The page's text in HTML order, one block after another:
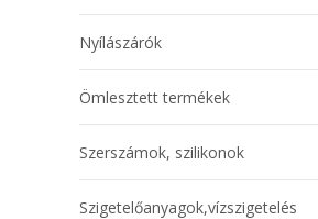
Nyílászárók
Ömlesztett termékek
Szerszámok, szilikonok
Szigetelőanyagok,vízszigetelés